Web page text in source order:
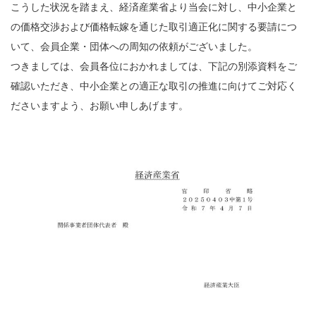
こうした状況を踏まえ、経済産業省より当会に対し、中小企業と
の価格交渉および価格転嫁を通じた取引適正化に関する要請につ
いて、会員企業・団体への周知の依頼がございました。
つきましては、会員各位におかれましては、下記の別添資料をご
確認いただき、中小企業との適正な取引の推進に向けてご対応く
ださいますよう、お願い申しあげます。